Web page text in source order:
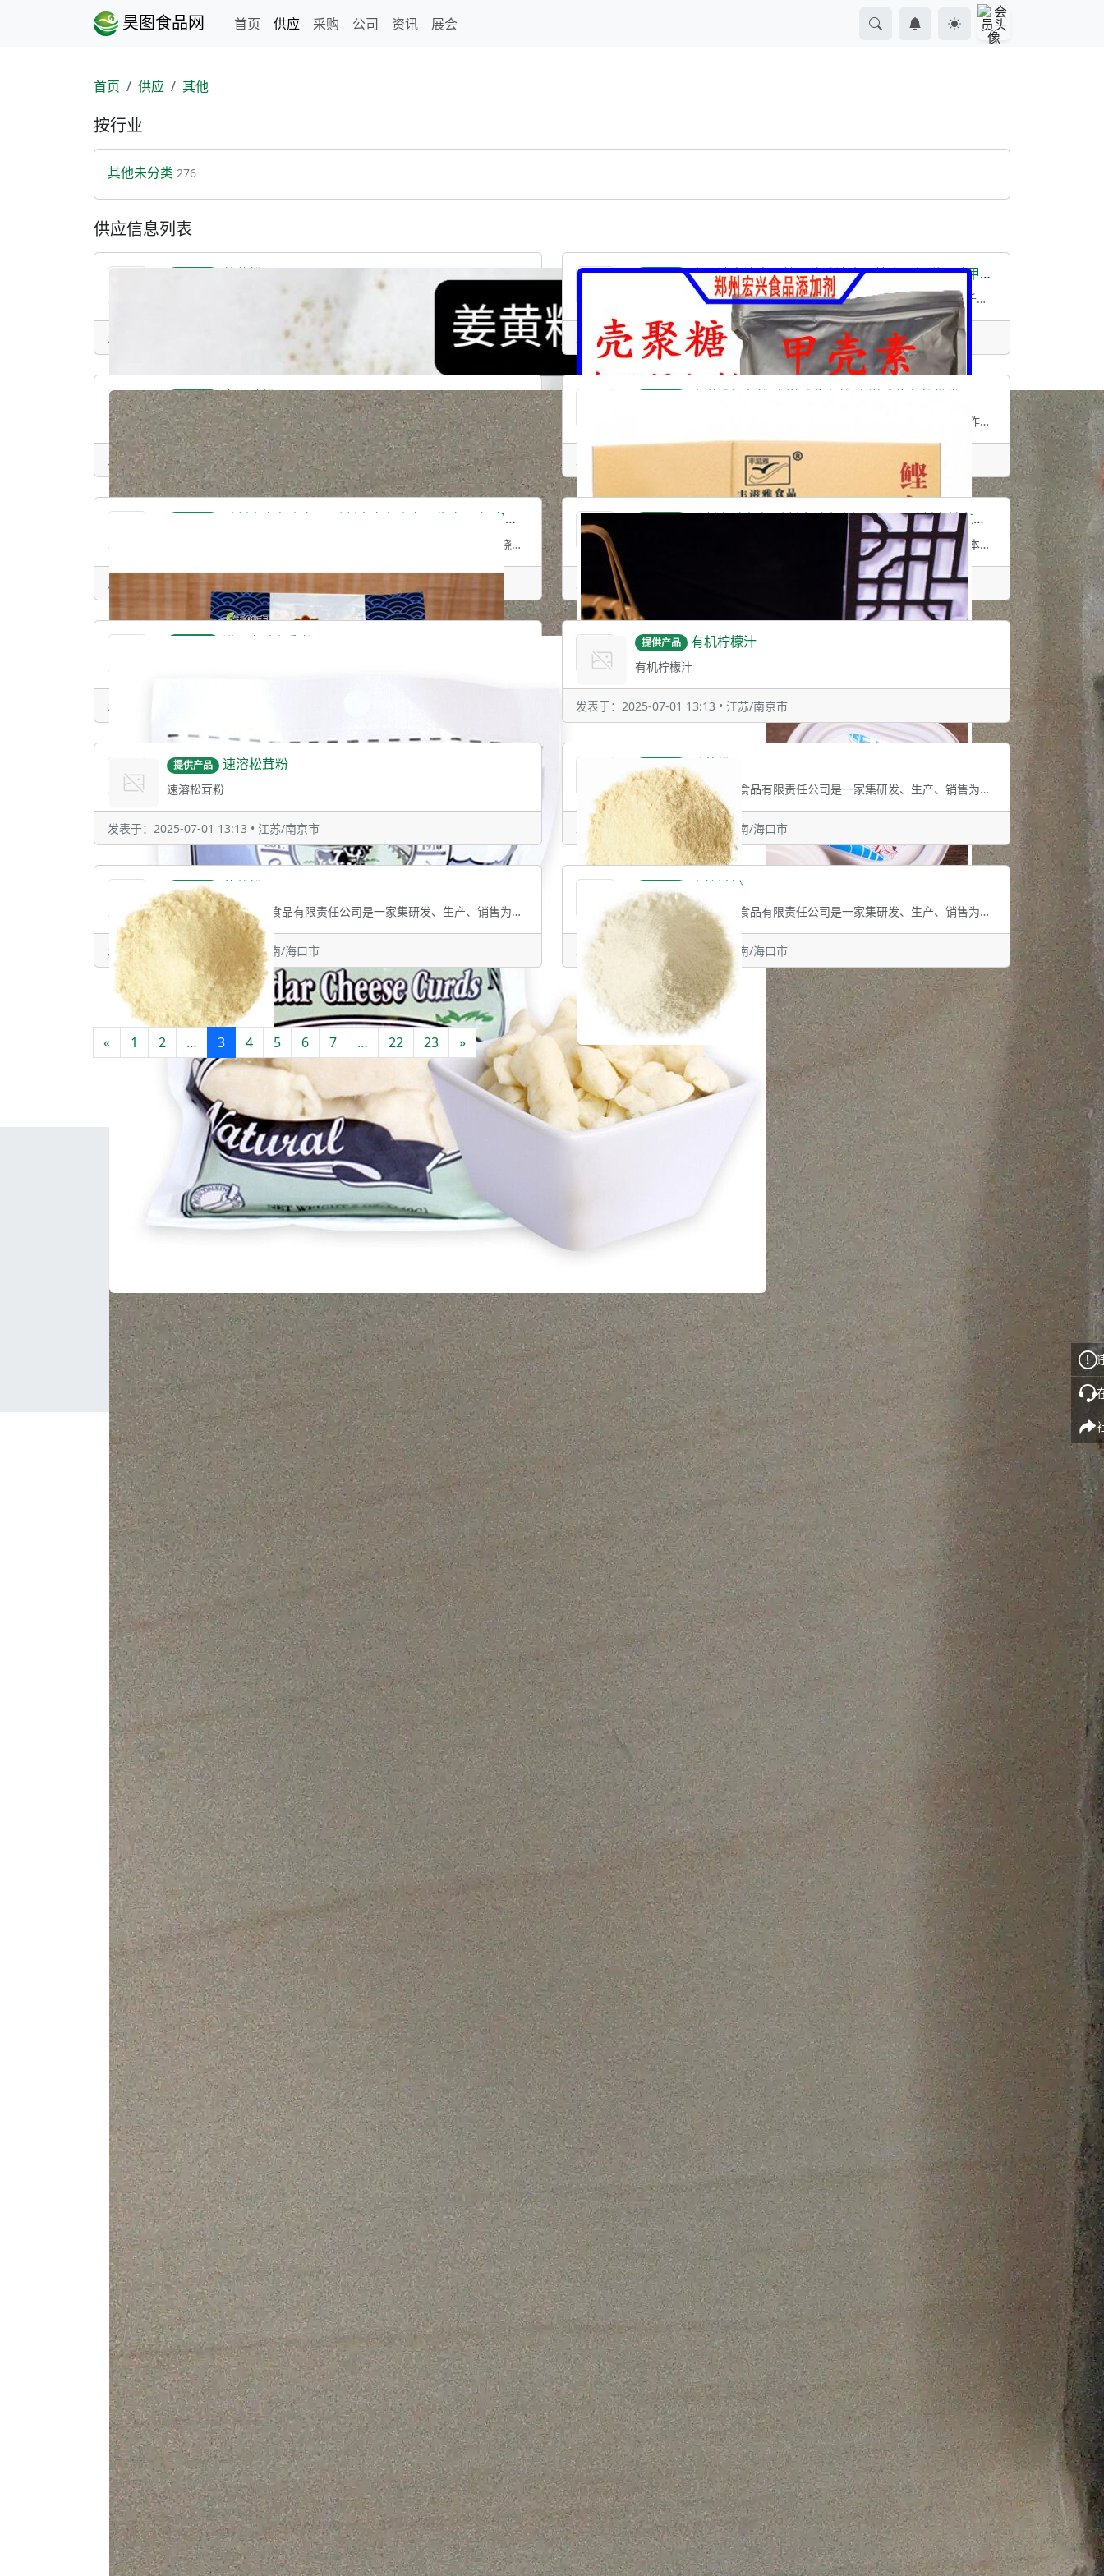
昊图食品网 首页 供应 采购 公司 资讯 展会
首页 供应 其他
按行业
其他未分类 276
供应信息列表
姜黄粉
发表于：2025-11-13 15:27 • 陕西/西安市
提供产品 壳聚糖水溶壳聚糖价格酸溶壳聚糖食品级脱乙酰甲壳素用量
壳聚糖水溶壳聚糖酸溶壳聚糖 食品级脱乙酰甲壳素 食品添加剂25千克/桶 化妆品原料壳聚
发表于：2025-09-26 13:01 • 河南/郑州市
提供产品 乌骨鸡粉
专业养殖基地，正宗泰和乌鸡除乌骨鸡粉外，工厂还生产乌鸡肽，乌鸡蛋黄粉，乌鸡蛋白粉
发表于：2025-09-02 15:14 • 江苏/宿迁市
丰滋雅鲣鱼粉 丰滋雅柴鱼粉 丰滋雅柴鱼粉批发
饮食中，越来越多的人选择健康和便捷的食物，拌饭海苔与拌饭素作为一种新兴的美食选择
发表于：2025-08-15 16:40 • 福建/宁德市
千创丰章鱼小丸子 千创丰章鱼小丸子生产厂家 实力章鱼小丸子制造商
章鱼烧与章鱼小丸子：美味背后的市场与选择在众多美食中，章鱼烧和章鱼小丸子以其独特
发表于：2025-08-15 16:36 • 福建/宁德市
千创丰关东煮 千创丰关东煮源头工厂 千创丰关东煮食材批发
关东煮：温暖的街头美味与背后的食材供应链关东煮，这种源自日本的传统小吃，凭借其丰
发表于：2025-08-15 16:34 • 福建/宁德市
进口车达凝乳粒Cheddar cheese curds
发表于：2025-08-15 16:24 • 上海/杨浦区
提供产品 有机柠檬汁
有机柠檬汁
发表于：2025-07-01 13:13 • 江苏/南京市
提供产品 速溶松茸粉
速溶松茸粉
发表于：2025-07-01 13:13 • 江苏/南京市
提供产品 香蕉粉
公司简介：海南臻格食品有限责任公司是一家集研发、生产、销售为一体的热带果蔬食品原
发表于：2025-06-11 10:42 • 海南/海口市
提供产品 菠萝粉
公司简介：海南臻格食品有限责任公司是一家集研发、生产、销售为一体的热带果蔬食品原
发表于：2025-06-11 10:42 • 海南/海口市
青柠檬粉
公司简介：海南臻格食品有限责任公司是一家集研发、生产、销售为一体的热带果蔬食品原
发表于：2025-06-11 10:42 • 海南/海口市
« 1 2 … 3 4 5 6 7 … 22 23 »
关于昊图
平台优势
人才招聘
整合营销
企业网站建设
海外营销推广
企业软文营销
帮助中心
采购通使用指南
付款方式
积分规则
网站地图| 用户协议 | 法律声明 |隐私策略|服务条款
沪ICP备14053754号-1
沪公网安备31011502402497© 2014-2026hotofood.com. All Rights Reserved